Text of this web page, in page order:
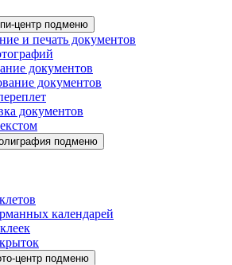
центр подменю
и печать документов
документов
документов
документов
подменю
календарей
центр подменю